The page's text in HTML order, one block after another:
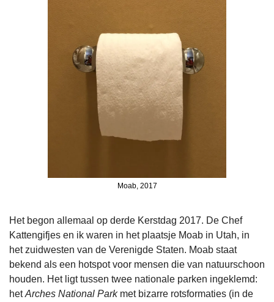
Moab, 2017
Het begon allemaal op derde Kerstdag 2017. De Chef
Kattengifjes en ik waren in het plaatsje Moab in Utah, in
het zuidwesten van de Verenigde Staten. Moab staat
bekend als een hotspot voor mensen die van natuurschoon
houden. Het ligt tussen twee nationale parken ingeklemd:
het Arches National Park met bizarre rotsformaties (in de